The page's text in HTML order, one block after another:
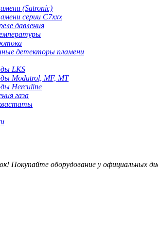
(Satronic)
серии C7xxx
давления
детекторы пламени
LKS
Modutrol, MF, MT
Herculine
газа
Покупайте оборудование у официальных